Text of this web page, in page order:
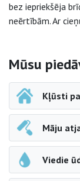
bez iepriekšēja
neērtībām. Ar
Sāna
Mūsu
Kļūsti
Māju
Viedie